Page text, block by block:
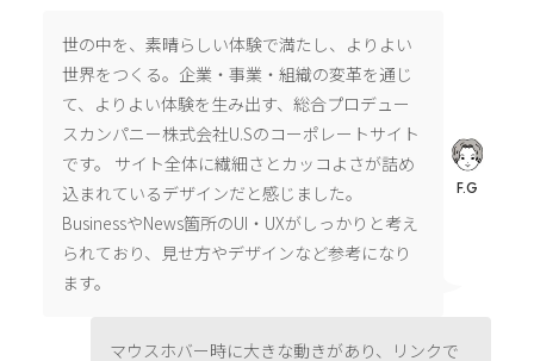
世の中を、素晴らしい体験で満たし、よりよい
世界をつくる。企業・事業・組織の変革を通じ
て、よりよい体験を生み出す、総合プロデュー
スカンパニー株式会社U.Sのコーポレートサイト
です。 サイト全体に繊細さとカッコよさが詰め
込まれているデザインだと感じました。
BusinessやNews箇所のUI・UXがしっかりと考え
られており、見せ方やデザインなど参考になり
ます。
F.G
マウスホバー時に大きな動きがあり、リンクで